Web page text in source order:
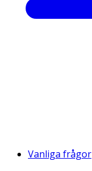
Vanliga frågor